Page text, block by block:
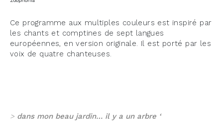
Ce programme aux multiples couleurs est inspiré par
les chants et comptines de sept langues
européennes, en version originale. Il est porté par les
voix de quatre chanteuses.
> dans mon beau jardin… il y a un arbre ‘